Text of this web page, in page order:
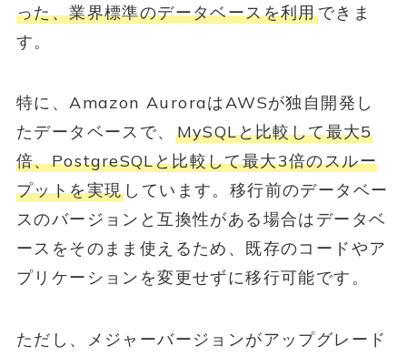
った、業界標準のデータベースを利用できま
す。
特に、Amazon AuroraはAWSが独自開発し
たデータベースで、 MySQLと比較して最大5
倍、PostgreSQLと比較して最大3倍のスルー
プットを実現 しています。移行前のデータベー
スのバージョンと互換性がある場合はデータベ
ースをそのまま使えるため、既存のコードやア
プリケーションを変更せずに移行可能です。
ただし、メジャーバージョンがアップグレード